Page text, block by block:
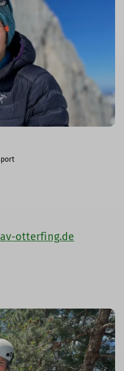
otterfing.de